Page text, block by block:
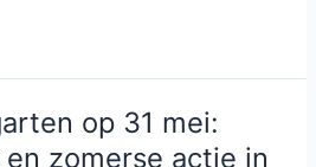
op 31 mei:
zomerse actie in